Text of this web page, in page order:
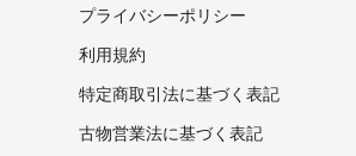
プライバシーポリシー
利用規約
特定商取引法に基づく表記
古物営業法に基づく表記